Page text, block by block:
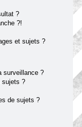
?
?!
et sujets ?
surveillance ?
sujets ?
de sujets ?